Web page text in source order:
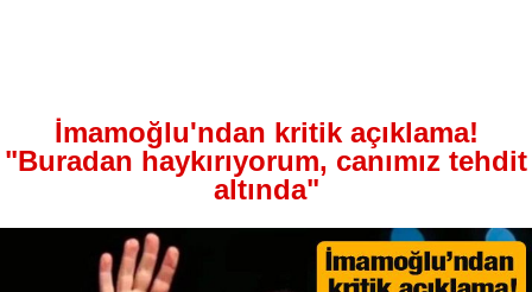
İmamoğlu'ndan kritik açıklama!
"Buradan haykırıyorum, canımız tehdit
altında"